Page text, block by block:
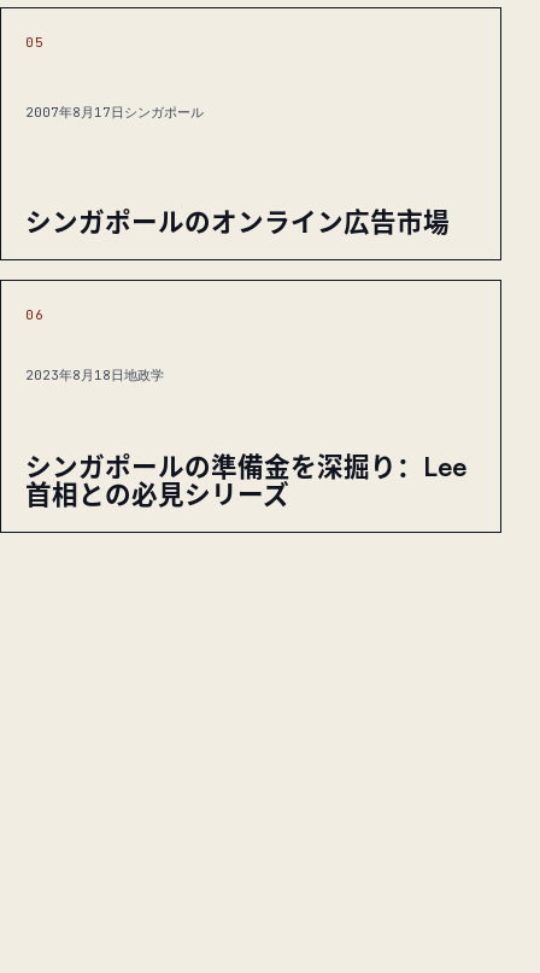
05
2007年8月17日 シンガポール
シンガポールのオンライン広告市場
06
2023年8月18日地政学
シンガポールの準備金を深掘り：Lee
首相との必見シリーズ